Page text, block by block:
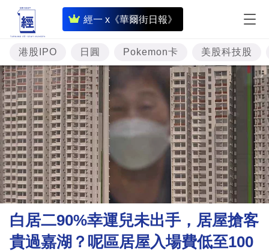
經一 x《華爾街日報》
即
時
財
經
專
題
投
資
樓
市
理
財
商
港股IPO 日圓 Pokemon卡 美股科技股
白居二90%幸運兒未出手，居屋搶客
貴過嘉湖？呢區居屋入場費低至100